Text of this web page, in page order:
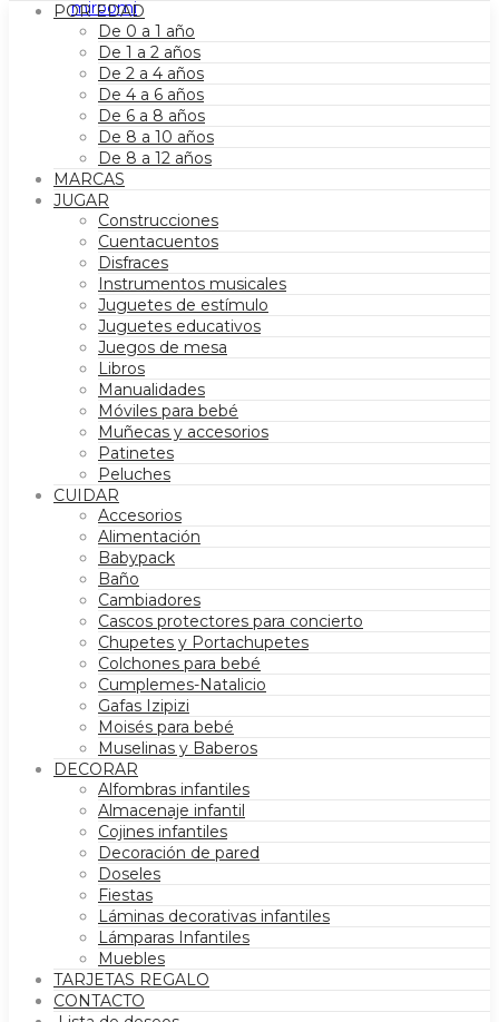
POR EDAD
De 0 a 1 año
De 1 a 2 años
De 2 a 4 años
De 4 a 6 años
De 6 a 8 años
De 8 a 10 años
De 8 a 12 años
MARCAS
JUGAR
Construcciones
Cuentacuentos
Disfraces
Instrumentos musicales
Juguetes de estímulo
Juguetes educativos
Juegos de mesa
Libros
Manualidades
Móviles para bebé
Muñecas y accesorios
Patinetes
Peluches
CUIDAR
Accesorios
Alimentación
Babypack
Baño
Cambiadores
Cascos protectores para concierto
Chupetes y Portachupetes
Colchones para bebé
Cumplemes-Natalicio
Gafas Izipizi
Moisés para bebé
Muselinas y Baberos
DECORAR
Alfombras infantiles
Almacenaje infantil
Cojines infantiles
Decoración de pared
Doseles
Fiestas
Láminas decorativas infantiles
Lámparas Infantiles
Muebles
TARJETAS REGALO
CONTACTO